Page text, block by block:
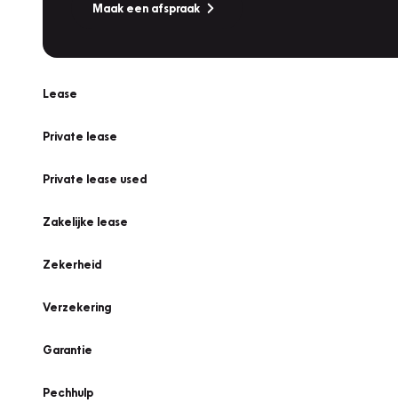
Maak een afspraak
Lease
Private lease
Private lease used
Zakelijke lease
Zekerheid
Verzekering
Garantie
Pechhulp